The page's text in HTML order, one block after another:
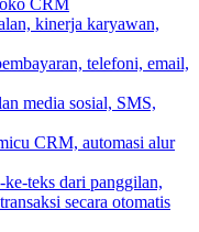
CRM
kinerja karyawan,
telefoni, email,
media sosial, SMS,
CRM, automasi alur
teks dari panggilan,
secara otomatis